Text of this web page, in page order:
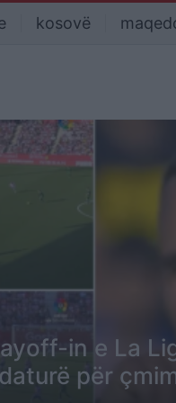
kosovë
in e La
për